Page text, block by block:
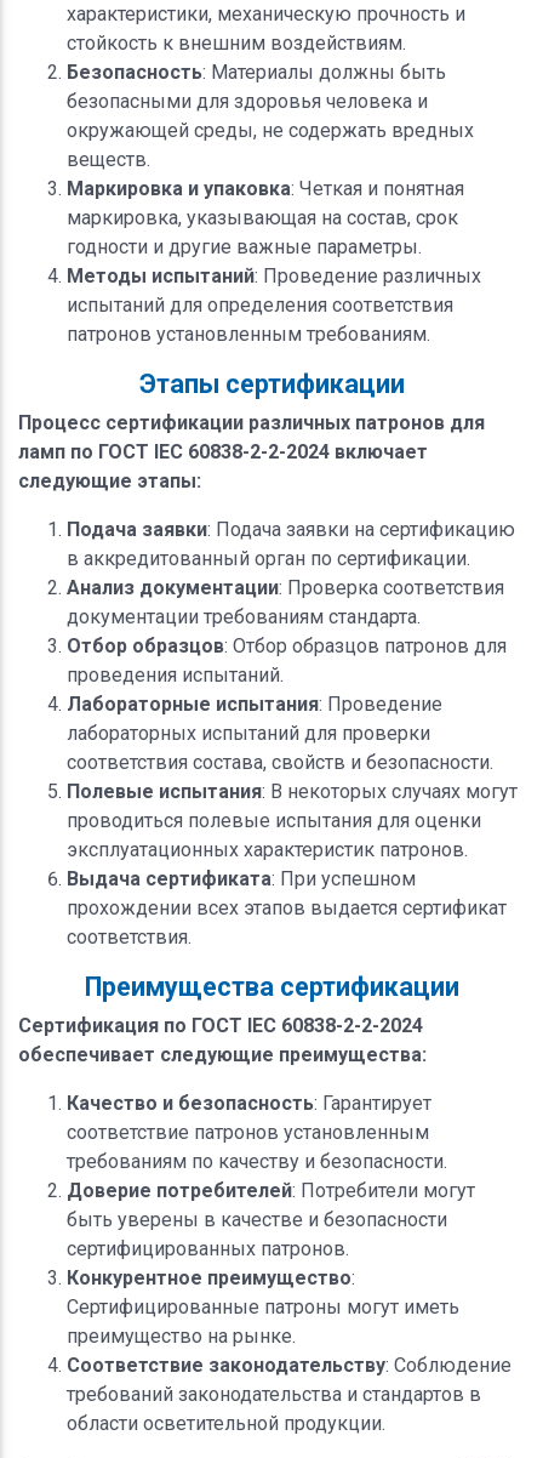
характеристики, механическую прочность и
стойкость к внешним воздействиям.
Безопасность: Материалы должны быть
безопасными для здоровья человека и
окружающей среды, не содержать вредных
веществ.
Маркировка и упаковка: Четкая и понятная
маркировка, указывающая на состав, срок
годности и другие важные параметры.
Методы испытаний: Проведение различных
испытаний для определения соответствия
патронов установленным требованиям.
Этапы сертификации
Процесс сертификации различных патронов для
ламп по ГОСТ IEC 60838-2-2-2024 включает
следующие этапы:
Подача заявки: Подача заявки на сертификацию
в аккредитованный орган по сертификации.
Анализ документации: Проверка соответствия
документации требованиям стандарта.
Отбор образцов: Отбор образцов патронов для
проведения испытаний.
Лабораторные испытания: Проведение
лабораторных испытаний для проверки
соответствия состава, свойств и безопасности.
Полевые испытания: В некоторых случаях могут
проводиться полевые испытания для оценки
эксплуатационных характеристик патронов.
Выдача сертификата: При успешном
прохождении всех этапов выдается сертификат
соответствия.
Преимущества сертификации
Сертификация по ГОСТ IEC 60838-2-2-2024
обеспечивает следующие преимущества:
Качество и безопасность: Гарантирует
соответствие патронов установленным
требованиям по качеству и безопасности.
Доверие потребителей: Потребители могут
быть уверены в качестве и безопасности
сертифицированных патронов.
Конкурентное преимущество:
Сертифицированные патроны могут иметь
преимущество на рынке.
Соответствие законодательству: Соблюдение
требований законодательства и стандартов в
области осветительной продукции.